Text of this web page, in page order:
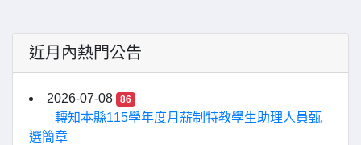
近月內熱門公告
2026-07-08 86
轉知本縣115學年度月薪制特教學生助理人員甄
選簡章